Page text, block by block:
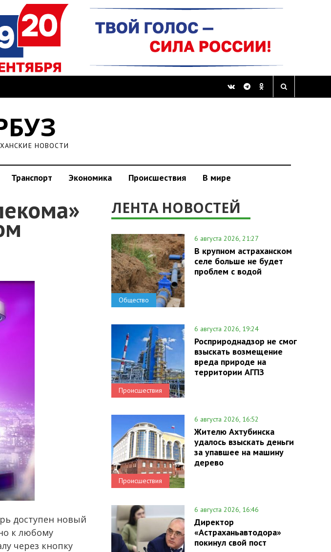
НОВОСТИ
Транспорт Экономика Происшествия В мире
доступен новый
к любому
через кнопку
ЛЕНТА НОВОСТЕЙ
Общество
6 августа 2026, 21:27
В крупном астраханском
селе больше не будет
проблем с водой
Происшествия
6 августа 2026, 19:24
Росприроднадзор не смог
взыскать возмещение
вреда природе на
территории АГПЗ
Происшествия
6 августа 2026, 16:52
Жителю Ахтубинска
удалось взыскать деньги
за упавшее на машину
дерево
6 августа 2026, 16:46
Директор
«Астраханьавтодора»
покинул свой пост